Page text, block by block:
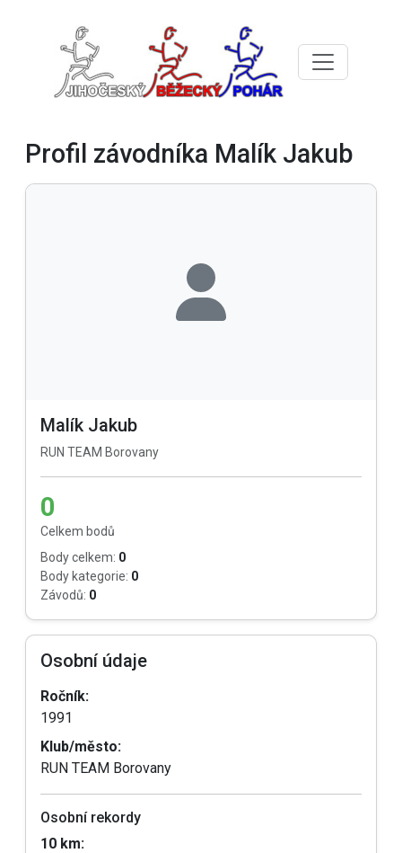
Profil závodníka Malík Jakub
Malík Jakub
RUN TEAM Borovany
0
Celkem bodů
Body celkem: 0
Body kategorie: 0
Závodů: 0
Osobní údaje
Ročník:
1991
Klub/město:
RUN TEAM Borovany
Osobní rekordy
10 km: